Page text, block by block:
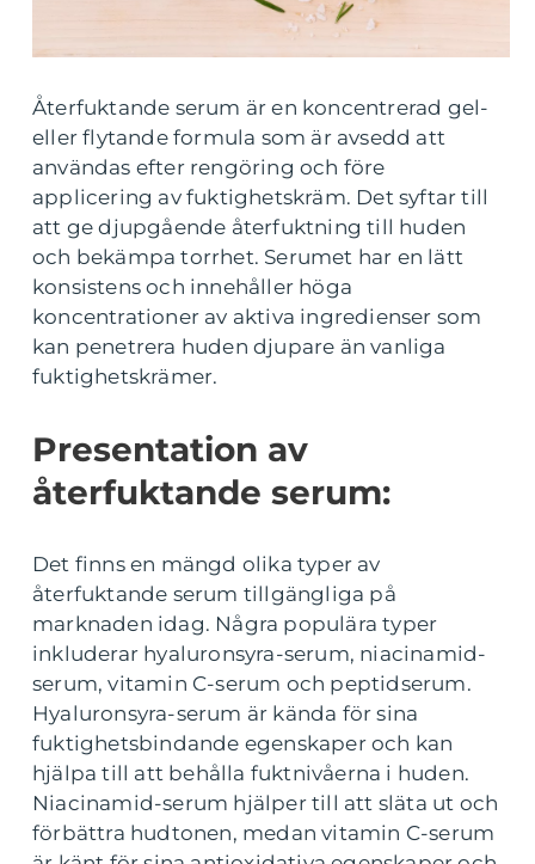
Återfuktande serum är en koncentrerad gel-
eller flytande formula som är avsedd att
användas efter rengöring och före
applicering av fuktighetskräm. Det syftar till
att ge djupgående återfuktning till huden
och bekämpa torrhet. Serumet har en lätt
konsistens och innehåller höga
koncentrationer av aktiva ingredienser som
kan penetrera huden djupare än vanliga
fuktighetskrämer.
Presentation av
återfuktande serum:
Det finns en mängd olika typer av
återfuktande serum tillgängliga på
marknaden idag. Några populära typer
inkluderar hyaluronsyra-serum, niacinamid-
serum, vitamin C-serum och peptidserum.
Hyaluronsyra-serum är kända för sina
fuktighetsbindande egenskaper och kan
hjälpa till att behålla fuktnivåerna i huden.
Niacinamid-serum hjälper till att släta ut och
förbättra hudtonen, medan vitamin C-serum